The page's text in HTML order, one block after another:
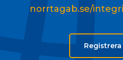
norrtagab.se/